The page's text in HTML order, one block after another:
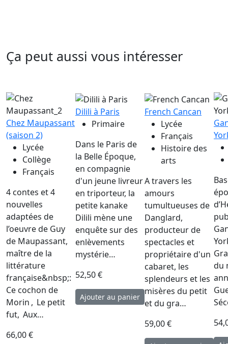
Ça peut aussi vous intéresser
Chez Maupassant
(saison 2)
Lycée
Collège
Français
4 contes et 4
nouvelles
adaptées de
l’oeuvre de Guy
de Maupassant,
maître de la
littérature
française&nbsp;:
Ce cochon de
Morin , Le petit
fut, Aux…
66,00 €
Dilili à Paris
Primaire
Dans le Paris de
la Belle Époque,
en compagnie
d'un jeune livreur
en triporteur, la
petite kanake
Dilili mène une
enquête sur des
enlèvements
mystérie…
52,50 €
French Cancan
Lycée
Français
Histoire des
arts
A travers les
amours
tumultueuses de
Danglard,
producteur de
spectacles et
propriétaire d'un
cabaret, les
splendeurs et les
misères du petit
et du gra…
59,00 €
du